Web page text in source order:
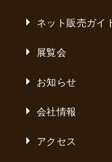
ネット販売ガイ
展覧会
お知らせ
会社情報
アクセス